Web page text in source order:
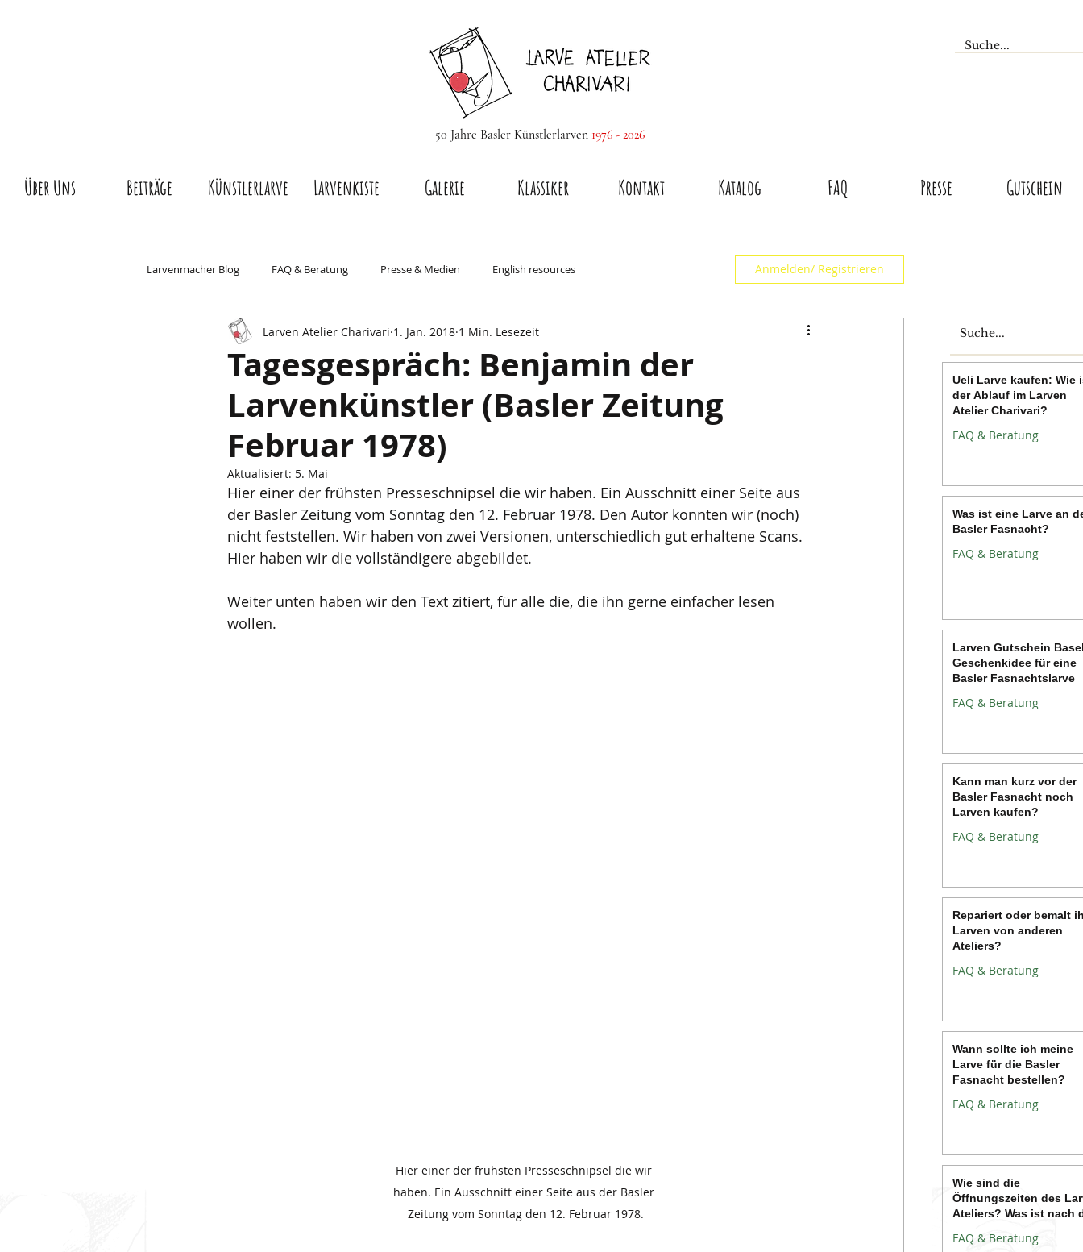
50 Jahre Basler Künstlerlarven 1976 - 2026
Über Uns Beiträge Künstlerlarve Larvenkiste Galerie Klassiker Kontakt Katalog FAQ Presse Gutschein
Larvenmacher Blog FAQ & Beratung Presse & Medien English resources
Wissen & Geschichte Basler Fasnachtsfiguren Larvenmacher & Atelier
Saison & Basler Fasnacht
Anmelden/ Registrieren
Tagesgespräch: Benjamin der
Larvenkünstler (Basler Zeitung
Februar 1978)
Larven Atelier Charivari 1. Jan. 2018 1 Min. Lesezeit
Aktualisiert: 5. Mai
Hier einer der frühsten Presseschnipsel die wir haben. Ein Ausschnitt einer Seite aus
der Basler Zeitung vom Sonntag den 12. Februar 1978. Den Autor konnten wir (noch)
nicht feststellen. Wir haben von zwei Versionen, unterschiedlich gut erhaltene Scans.
Hier haben wir die vollständigere abgebildet.
Weiter unten haben wir den Text zitiert, für alle die, die ihn gerne einfacher lesen
wollen.
Hier einer der frühsten Presseschnipsel die wir
haben. Ein Ausschnitt einer Seite aus der Basler
Zeitung vom Sonntag den 12. Februar 1978.
Ueli Larve kaufen: Wie
der Ablauf im Larven
Atelier Charivari?
FAQ & Beratung
Was ist eine Larve an
Basler Fasnacht?
FAQ & Beratung
Larven Gutschein
Geschenkidee für eine
Basler Fasnachtslarve
FAQ & Beratung
Kann man kurz vor der
Basler Fasnacht noch
Larven kaufen?
FAQ & Beratung
Repariert oder bemalt
Larven von anderen
Ateliers?
FAQ & Beratung
Wann sollte ich meine
Larve für die Basler
Fasnacht bestellen?
FAQ & Beratung
Wie sind die
Öffnungszeiten des
Ateliers? Was ist nach
FAQ & Beratung